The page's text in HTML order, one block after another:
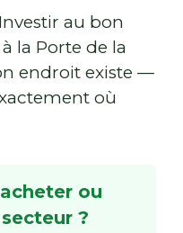
au bon
la Porte de la
endroit existe —
où
ou
?